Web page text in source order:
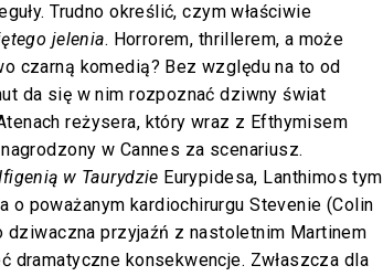
Trudno określić, czym właściwie
jelenia. Horrorem, thrillerem, a może
czarną komedią? Bez względu na to od
da się w nim rozpoznać dziwny świat
reżysera, który wraz z Efthymisem
w Cannes za scenariusz.
w Taurydzie Eurypidesa, Lanthimos tym
o poważanym kardiochirurgu Stevenie (Colin
dziwaczna przyjaźń z nastoletnim Martinem
dramatyczne konsekwencje. Zwłaszcza dla